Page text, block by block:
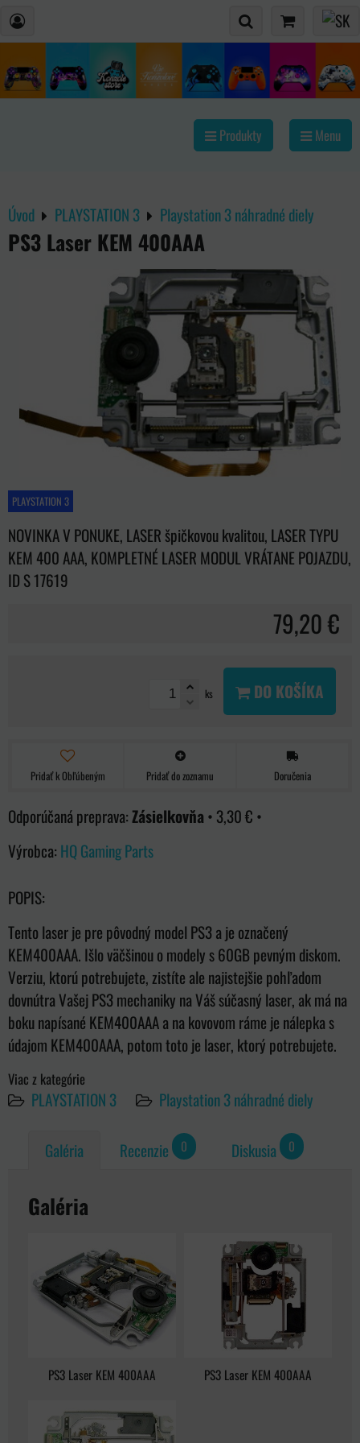
Produkty Menu
Úvod PLAYSTATION 3 Playstation 3 náhradné diely
PS3 Laser KEM 400AAA
PLAYSTATION 3
NOVINKA V PONUKE, LASER špičkovou kvalitou, LASER TYPU
KEM 400 AAA, KOMPLETNÉ LASER MODUL VRÁTANE POJAZDU,
ID S 17619
79,20 €
ks DO KOŠÍKA
Pridať k Obľúbeným Pridať do zoznamu Doručenia
Zásielkovňa • 3,30 € •
Výrobca: HQ Gaming Parts
POPIS:
Tento laser je pre pôvodný model PS3 a je označený
KEM400AAA. Išlo väčšinou o modely s 60GB pevným diskom.
Verziu, ktorú potrebujete, zistíte ale najistejšie pohľadom
dovnútra Vašej PS3 mechaniky na Váš súčasný laser, ak má na
boku napísané KEM400AAA a na kovovom ráme je nálepka s
údajom KEM400AAA, potom toto je laser, ktorý potrebujete.
Viac z kategórie
PLAYSTATION 3 Playstation 3 náhradné diely
Galéria Recenzie 0 Diskusia 0
Galéria
PS3 Laser KEM 400AAA PS3 Laser KEM 400AAA